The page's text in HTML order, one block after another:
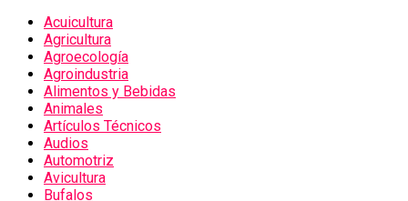
Acuicultura
Agricultura
Agroecología
Agroindustria
Alimentos y Bebidas
Animales
Artículos Técnicos
Audios
Automotriz
Avicultura
Bufalos